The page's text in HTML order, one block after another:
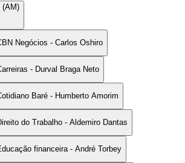
(AM)
Negócios - Carlos Oshiro
- Durval Braga Neto
Baré - Humberto Amorim
do Trabalho - Aldemiro Dantas
financeira - André Torbey